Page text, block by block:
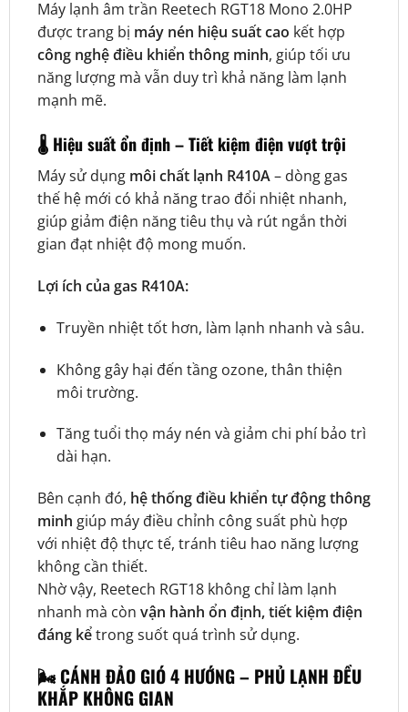
Máy lạnh âm trần Reetech RGT18 Mono 2.0HP
được trang bị máy nén hiệu suất cao kết hợp
công nghệ điều khiển thông minh, giúp tối ưu
năng lượng mà vẫn duy trì khả năng làm lạnh
mạnh mẽ.
🌡️ Hiệu suất ổn định – Tiết kiệm điện vượt trội
Máy sử dụng môi chất lạnh R410A– dòng gas
thế hệ mới có khả năng trao đổi nhiệt nhanh,
giúp giảm điện năng tiêu thụ và rút ngắn thời
gian đạt nhiệt độ mong muốn.
Lợi ích của gas R410A:
Truyền nhiệt tốt hơn, làm lạnh nhanh và sâu.
Không gây hại đến tầng ozone, thân thiện
môi trường.
Tăng tuổi thọ máy nén và giảm chi phí bảo trì
dài hạn.
Bên cạnh đó, hệ thống điều khiển tự động thông
minh giúp máy điều chỉnh công suất phù hợp
với nhiệt độ thực tế, tránh tiêu hao năng lượng
không cần thiết.
Nhờ vậy, Reetech RGT18 không chỉ làm lạnh
nhanh mà còn vận hành ổn định, tiết kiệm điện
đáng kểtrong suốt quá trình sử dụng.
🌬️ CÁNH ĐẢO GIÓ 4 HƯỚNG – PHỦ LẠNH ĐỀU
KHẮP KHÔNG GIAN